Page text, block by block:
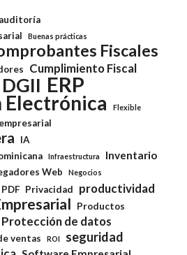
auditoría
Buenas prácticas
Fiscales
Cumplimiento Fiscal
DGII ERP
Electrónica
Flexible
IA
Infraestructura Inventario
Web Negocios
PDF Privacidad productividad
Productos
Protección de datos
ventas ROI seguridad